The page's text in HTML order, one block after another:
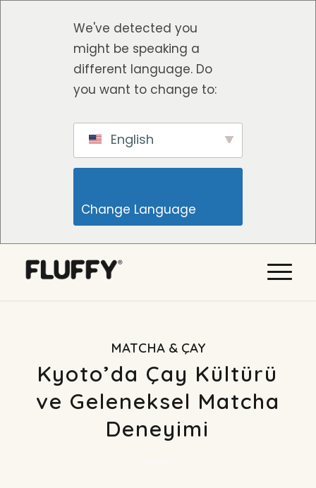
We've detected you
might be speaking a
different language. Do
you want to change to:
English
MATCHA & ÇAY
Kyoto’da Çay Kültürü
ve Geleneksel Matcha
Deneyimi